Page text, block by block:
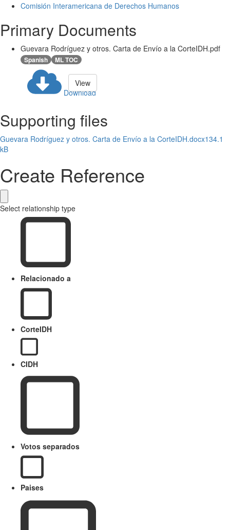
Comisión Interamericana de Derechos Humanos
Primary Documents
Guevara Rodríguez y otros. Carta de Envío a la CorteIDH.pdf
Spanish ML TOC
Download
View
Supporting files
Guevara Rodríguez y otros. Carta de Envío a la CorteIDH.docx134.1
kB
Create Reference
Select relationship type
Relacionado a
CorteIDH
CIDH
Votos separados
Paises